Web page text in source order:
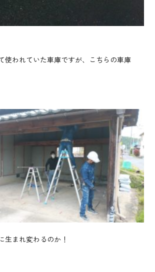
使われていた車庫ですが、こちらの車庫
生まれ変わるのか！